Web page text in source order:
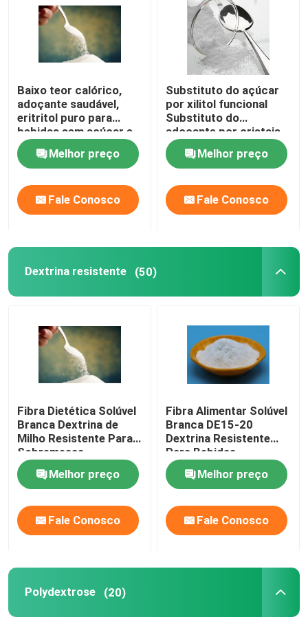
Baixo teor calórico,
adoçante saudável,
eritritol puro para
bebidas sem açúcar e
doces sem açúcar
Melhor preço
Fale Conosco
Substituto do açúcar
por xilitol funcional
Substituto do
adoçante por cristais
de xilitol
Melhor preço
Fale Conosco
Dextrina resistente (50)
Fibra Dietética Solúvel
Branca Dextrina de
Milho Resistente Para
Sobremesas
Congeladas
Melhor preço
Fale Conosco
Fibra Alimentar Solúvel
Branca DE15-20
Dextrina Resistente
Para Bebidas
Nutricionais
Melhor preço
Fale Conosco
Polydextrose (20)